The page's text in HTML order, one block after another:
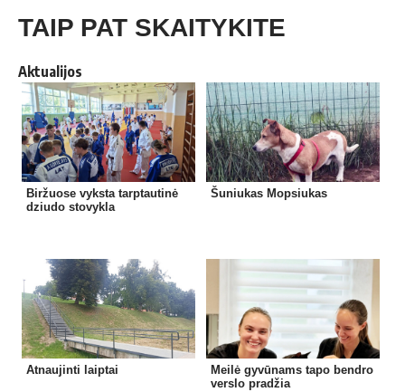
TAIP PAT SKAITYKITE
Aktualijos
Biržuose vyksta tarptautinė
dziudo stovykla
Šuniukas Mopsiukas
Atnaujinti laiptai
Meilė gyvūnams tapo bendro
verslo pradžia